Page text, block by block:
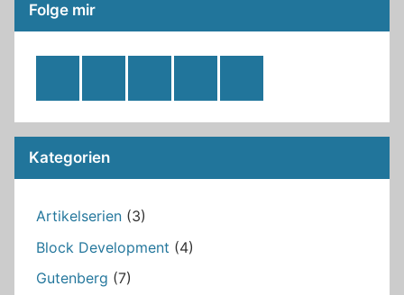
Folge mir
Feed
Kategorien
Artikelserien (3)
Block Development (4)
Gutenberg (7)